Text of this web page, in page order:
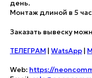
день.
Монтаж длиной в 5
Заказать вывеску
ТЕЛЕГРАМ | WatsApp |
Web: https://